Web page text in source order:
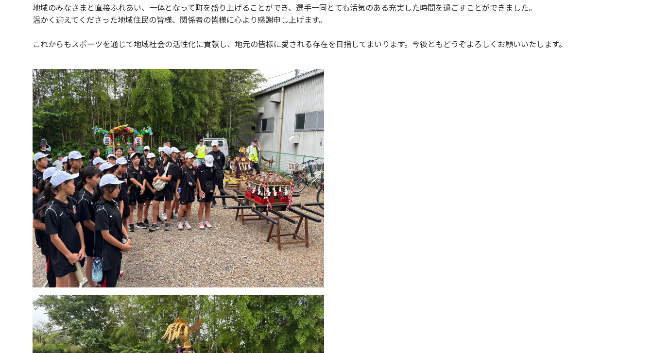
地域のみなさまと直接ふれあい、一体となって町を盛り上げることができ、選手一同とても活気のある充実した時間を過ごすことができました。
温かく迎えてくださった地域住民の皆様、関係者の皆様に心より感謝申し上げます。
これからもスポーツを通じて地域社会の活性化に貢献し、地元の皆様に愛される存在を目指してまいります。今後ともどうぞよろしくお願いいたします。